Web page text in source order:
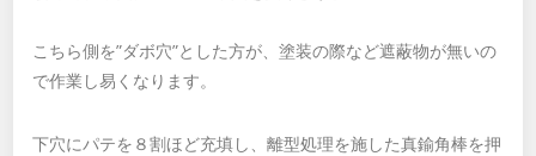
こちら側を”ダボ穴”とした方が、塗装の際など遮蔽物が無いの
で作業し易くなります。
下穴にパテを８割ほど充填し、離型処理を施した真鍮角棒を押